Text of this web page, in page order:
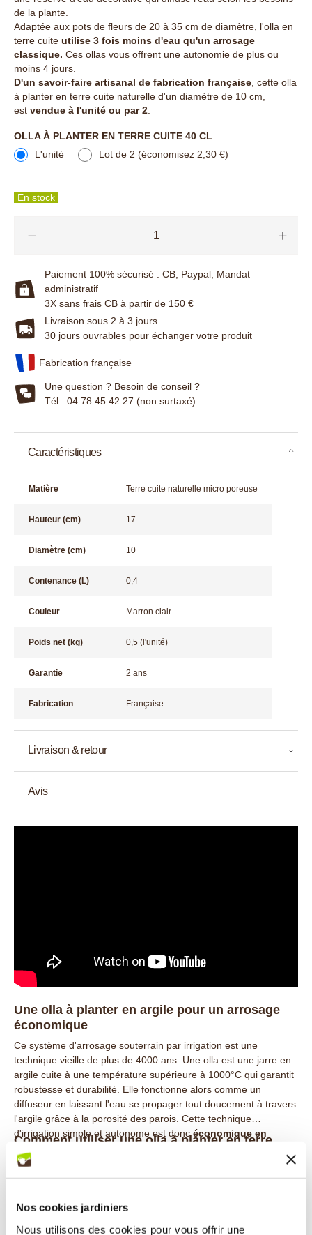
Nos cookies jardiniers
Nous utilisons des cookies pour vous offrir une
de la plante.
Adaptée aux pots de fleurs de 20 à 35 cm de diamètre, l'olla en
terre cuite utilise 3 fois moins d'eau qu'un arrosage
classique. Ces ollas vous offrent une autonomie de plus ou
moins 4 jours.
D'un savoir-faire artisanal de fabrication française , cette olla
à planter en terre cuite naturelle d'un diamètre de 10 cm,
est vendue à l'unité ou par 2
OLLA À PLANTER EN TERRE CUITE 40 CL
L'unité
Lot de 2 (économisez 2,30 €)
En stock
Paiement 100% sécurisé : CB, Paypal, Mandat
administratif
3X sans frais CB à partir de 150 €
Livraison sous 2 à 3 jours.
30 jours ouvrables pour échanger votre produit
Fabrication française
Une question ? Besoin de conseil ?
Tél : 04 78 45 42 27 (non surtaxé)
Une olla à planter en argile pour un arrosage
économique
Ce système d'arrosage souterrain par irrigation est une
technique vieille de plus de 4000 ans. Une olla est une jarre en
argile cuite à une température supérieure à 1000°C qui garantit
robustesse et durabilité. Elle fonctionne alors comme un
diffuseur en laissant l'eau se propager tout doucement à travers
l'argile grâce à la porosité des parois. Cette technique
d'irrigation simple et autonome est doncéconomique en
végétaux.
Comment utiliser une olla à planter en terre
cuite naturelle ?
L'installation d'une olla est extrêmement simple. Il vous suffit de
vous souhaitez arroser. L'olla 40 cl est particulièrement adaptée
Caractéristiques
Matière Terre cuite naturelle micro poreuse
Hauteur (cm) 17
Diamètre (cm) 10
Contenance (L) 0,4
Couleur Marron clair
Poids net (kg) 0,5 (l'unité)
Garantie 2 ans
Fabrication Française
Livraison & retour
Avis